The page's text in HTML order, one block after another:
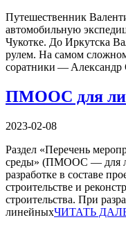
Путешественник
автомобильную
Чукотке. До Иркутска
рулем. На самом
соратники — Александр
ПМООС для
2023-02-08
Раздел «Перечень
среды» (ПМООС — для
разработке в составе
строительстве и
строительства. При
линейныхЧИТАТЬ